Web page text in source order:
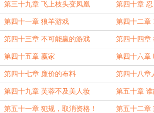
第三十九章 飞上枝头变凤凰 第四十章 忍
第四十一章 狼羊游戏 第四十二章
第四十三章 不可能赢的游戏 第四十四章
跑
第四十五章 赢家 第四十六章
第四十七章 廉价的布料 第四十八章
第四十九章 芙蓉不及美人妆 第五十章
第五十一章 犯规，取消资格！ 第五十二章